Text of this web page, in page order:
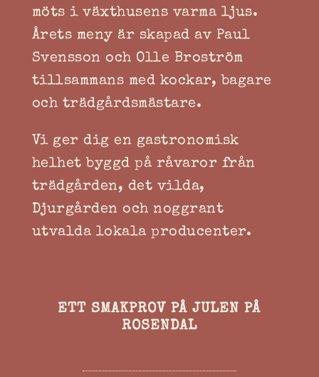
möts i växthusens varma ljus.
Årets meny är skapad av Paul
Svensson och Olle Broström
tillsammans med kockar, bagare
och trädgårdsmästare.
Vi ger dig en gastronomisk
helhet byggd på råvaror från
trädgården, det vilda,
Djurgården och noggrant
utvalda lokala producenter.
ETT SMAKPROV PÅ JULEN PÅ
ROSENDAL